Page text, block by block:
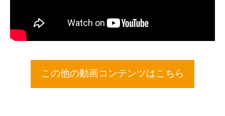
この他の動画コンテンツはこちら